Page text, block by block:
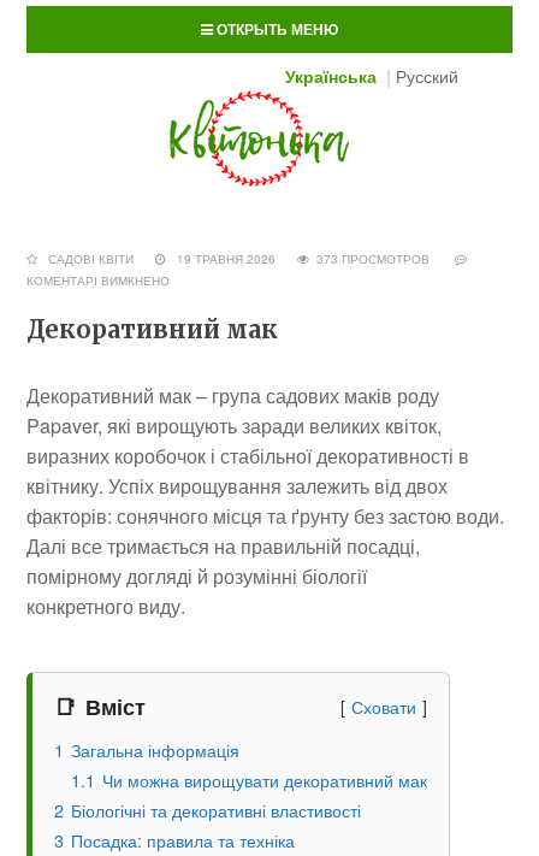
ОТКРЫТЬ МЕНЮ
Українська Русский
САДОВІ КВІТИ 19 ТРАВНЯ 2026
373 ПРОСМОТРОВ
КОМЕНТАРІ ВИМКНЕНО
Декоративний мак
Декоративний мак – група садових маків роду
Papaver, які вирощують заради великих квіток,
виразних коробочок і стабільної декоративності в
квітнику. Успіх вирощування залежить від двох
факторів: сонячного місця та ґрунту без застою води.
Далі все тримається на правильній посадці,
помірному догляді й розумінні біології
конкретного виду.
Вміст Сховати
1 Загальна інформація
1.1 Чи можна вирощувати декоративний мак
2 Біологічні та декоративні властивості
3 Посадка: правила та техніка